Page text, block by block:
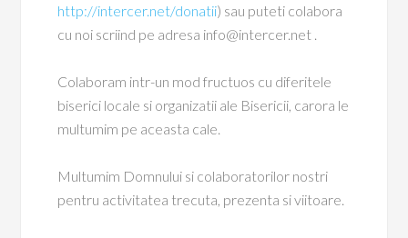
http://intercer.net/donatii) sau puteti colabora
cu noi scriind pe adresa info@intercer.net .
Colaboram intr-un mod fructuos cu diferitele
biserici locale si organizatii ale Bisericii, carora le
multumim pe aceasta cale.
Multumim Domnului si colaboratorilor nostri
pentru activitatea trecuta, prezenta si viitoare.